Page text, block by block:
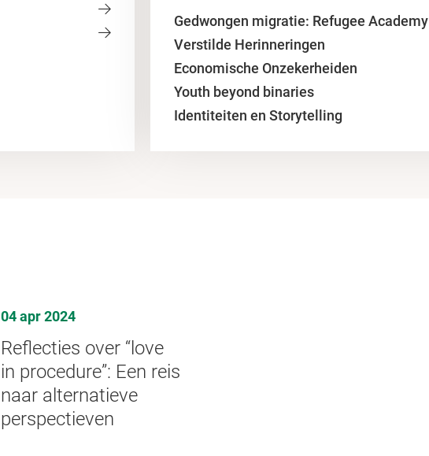
Gedwongen migratie: Refugee Academy
Verstilde Herinneringen
Economische Onzekerheiden
Youth beyond binaries
Identiteiten en Storytelling
04 apr 2024
Reflecties over “love
in procedure”: Een reis
naar alternatieve
perspectieven